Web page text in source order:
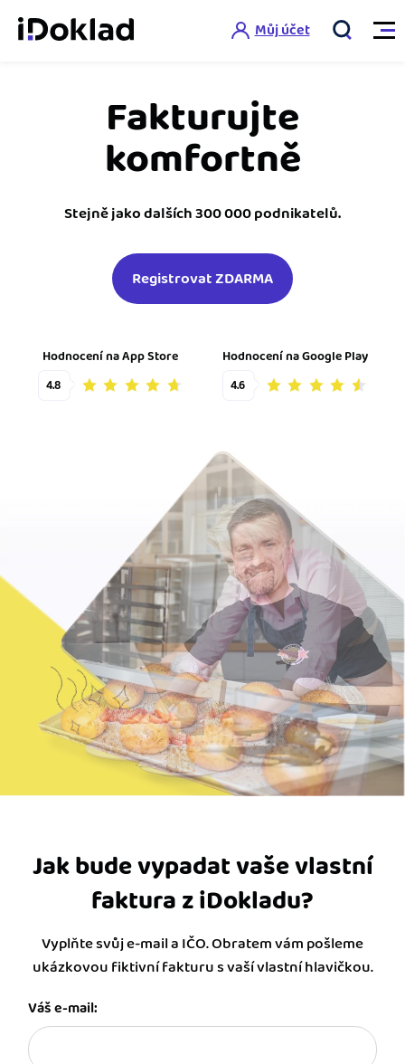
Vlastnosti
Online fakturace
Správa kontaktů
Hlídání cashflow
Spolupráce s účetní
Propojení na další systémy
Ceník
Jak začít podnikat
Fakturační poradna
Šablony faktur
Šablona pro neplátce DPHRegistrovat ZDARMA
Můj účet
Fakturujte
komfortně
Stejně jako dalších 300 000 podnikatelů.
Registrovat ZDARMA
Hodnocení na App Store
4.8
Hodnocení na Google Play
4.6
Jak bude vypadat vaše vlastní
faktura z iDokladu?
Vyplňte svůj e-mail a IČO. Obratem vám pošleme
ukázkovou fiktivní fakturu s vaší vlastní hlavičkou.
Váš e-mail: